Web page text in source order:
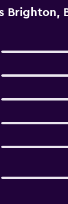
Brighton,